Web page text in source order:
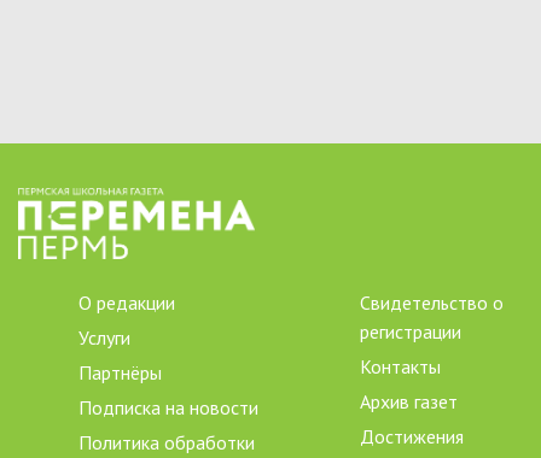
О редакции
Услуги
Партнёры
Подписка на новости
Политика обработки
Свидетельство о
регистрации
Контакты
Архив газет
Достижения